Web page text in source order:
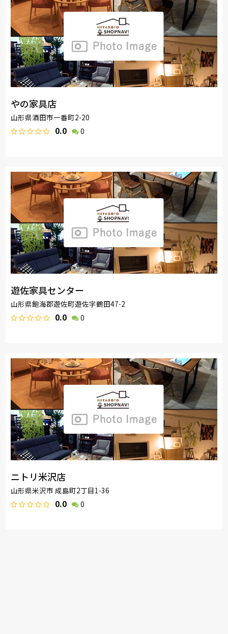
やの家具店
山形県酒田市一番町2-20
0.0 0
遊佐家具センター
山形県飽海郡遊佐町遊佐字鶴田47-2
0.0 0
ニトリ米沢店
山形県米沢市 成島町2丁目1-36
0.0 0